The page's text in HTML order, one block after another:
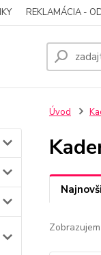
REKLAMÁCIA -
Úvod